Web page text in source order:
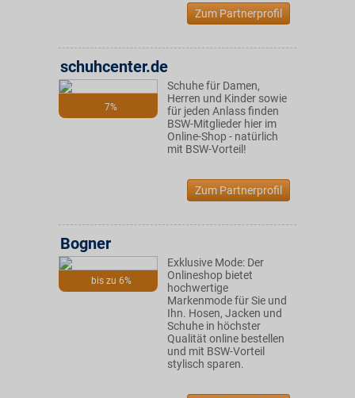
Zum Partnerprofil
7%
schuhcenter.de
Schuhe für Damen,
Herren und Kinder sowie
für jeden Anlass finden
BSW-Mitglieder hier im
Online-Shop - natürlich
mit BSW-Vorteil!
Zum Partnerprofil
bis zu 6%
Bogner
Exklusive Mode: Der
Onlineshop bietet
hochwertige
Markenmode für Sie und
Ihn. Hosen, Jacken und
Schuhe in höchster
Qualität online bestellen
und mit BSW-Vorteil
stylisch sparen.